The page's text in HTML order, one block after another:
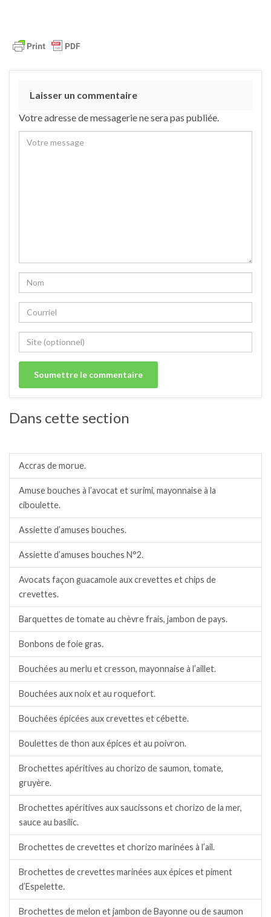
Laisser un commentaire
Votre adresse de messagerie ne sera pas publiée.
Dans cette section
Accras de morue.
Amuse bouches à l’avocat et surimi, mayonnaise à la
ciboulette.
Assiette d’amuses bouches.
Assiette d’amuses bouches N°2.
Avocats façon guacamole aux crevettes et chips de
crevettes.
Barquettes de tomate au chèvre frais, jambon de pays.
Bonbons de foie gras.
Bouchées au merlu et cresson, mayonnaise à l’aillet.
Bouchées aux noix et au roquefort.
Bouchées épicées aux crevettes et cébette.
Boulettes de thon aux épices et au poivron.
Brochettes apéritives au chorizo de saumon, tomate,
gruyère.
Brochettes apéritives aux saucissons et chorizo de la mer,
sauce au basilic.
Brochettes de crevettes et chorizo marinées à l’ail.
Brochettes de crevettes marinées aux épices et piment
d’Espelette.
Brochettes de melon et jambon de Bayonne ou de saumon